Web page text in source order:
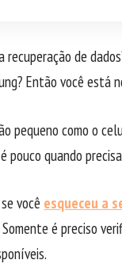
de
Então você está
pequeno como o
pouco quando
você esqueceu a
é preciso